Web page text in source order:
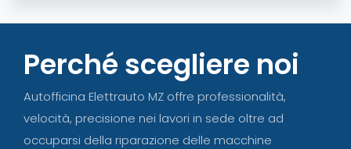
Perché scegliere noi
Autofficina Elettrauto MZ offre professionalità,
velocità, precisione nei lavori in sede oltre ad
occuparsi della riparazione delle macchine